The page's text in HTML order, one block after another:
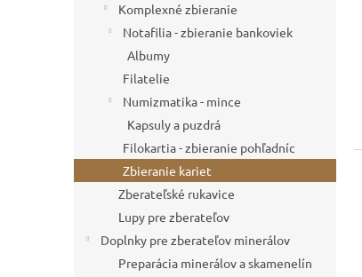
Komplexné zbieranie
Notafilia - zbieranie bankoviek
Albumy
Filatelie
Numizmatika - mince
Kapsuly a puzdrá
Filokartia - zbieranie pohľadníc
Zbieranie kariet
Zberateľské rukavice
Lupy pre zberateľov
Doplnky pre zberateľov minerálov
Preparácia minerálov a skamenelín